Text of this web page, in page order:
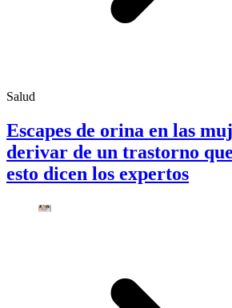
Salud
Escapes de orina en las
derivar de un trastorno
esto dicen los expertos